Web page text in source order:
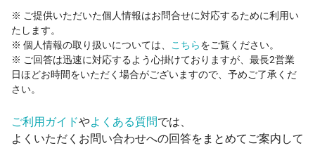
※ ご提供いただいた個人情報はお問合せに対応するために利用い
たします。
※ 個人情報の取り扱いについては、
こちらをご覧ください。
※ ご回答は迅速に対応するよう心掛けておりますが、最長2営業
日ほどお時間をいただく場合がございますので、予めご了承くだ
さい。
ご利用ガイドやよくある質問では、
よくいただくお問い合わせへの回答をまとめてご案内して